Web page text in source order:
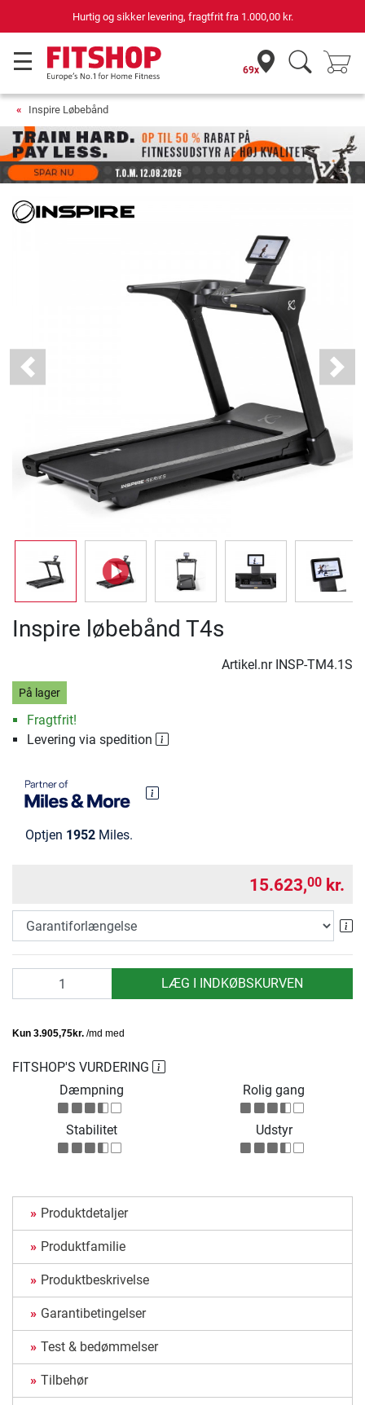
69 butikker med 75 egne servicemontører
69x
Inspire Løbebånd
Previous Next
Inspire løbebånd T4s
Artikel.nr INSP-TM4.1S
På lager
Fragtfrit!
Levering via spedition
Optjen 1952 Miles.
15.623,00 kr.
LÆG I INDKØBSKURVEN
FITSHOP'S VURDERING
Dæmpning
Rolig gang
Stabilitet Udstyr
Produktdetaljer
Produktfamilie
Produktbeskrivelse
Garantibetingelser
Test & bedømmelser
Tilbehør